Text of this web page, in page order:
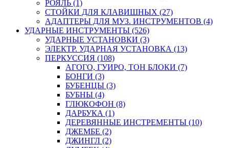
РОЯЛЬ (1)
СТОЙКИ ДЛЯ КЛАВИШНЫХ (27)
АДАПТЕРЫ ДЛЯ МУЗ. ИНСТРУМЕНТОВ (4)
УДАРНЫЕ ИНСТРУМЕНТЫ (526)
УДАРНЫЕ УСТАНОВКИ (3)
ЭЛЕКТР. УДАРНАЯ УСТАНОВКА (13)
ПЕРКУССИЯ (108)
АГОГО, ГУИРО, ТОН БЛОКИ (7)
БОНГИ (3)
БУБЕНЦЫ (3)
БУБНЫ (4)
ГЛЮКОФОН (8)
ДАРБУКА (1)
ДЕРЕВЯННЫЕ ИНСТРЕМЕНТЫ (10)
ДЖЕМБЕ (2)
ДЖИНГЛ (2)